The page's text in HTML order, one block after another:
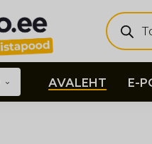
Products
search
AVALEHT E-